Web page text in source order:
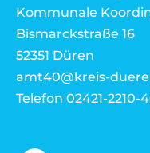
Kommunale
Bismarckstraße 16
52351 Düren
amt40@kreis-
Telefon 02421-2210-